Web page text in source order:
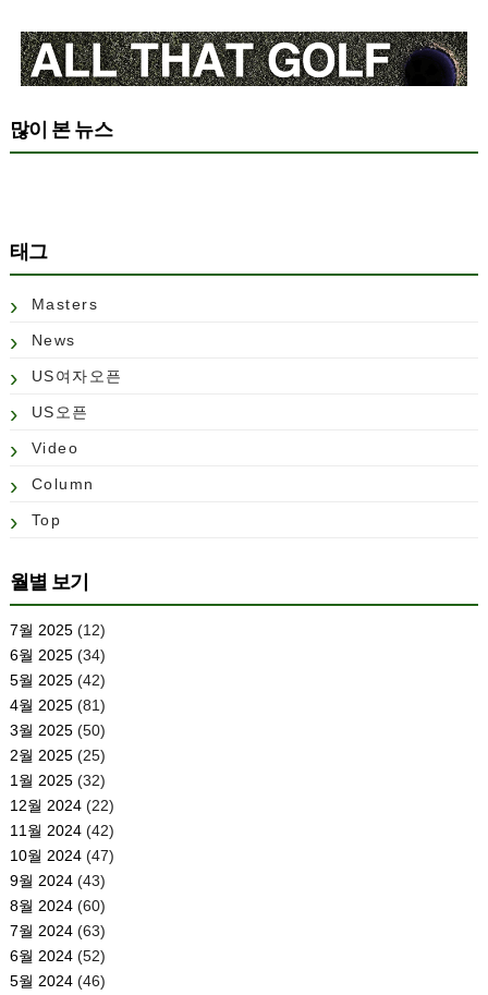
많이 본 뉴스
태그
Masters
News
US여자오픈
US오픈
Video
Column
Top
월별 보기
7월 2025(12)
6월 2025(34)
5월 2025(42)
4월 2025(81)
3월 2025(50)
2월 2025(25)
1월 2025(32)
12월 2024(22)
11월 2024(42)
10월 2024(47)
9월 2024(43)
8월 2024(60)
7월 2024(63)
6월 2024(52)
5월 2024(46)